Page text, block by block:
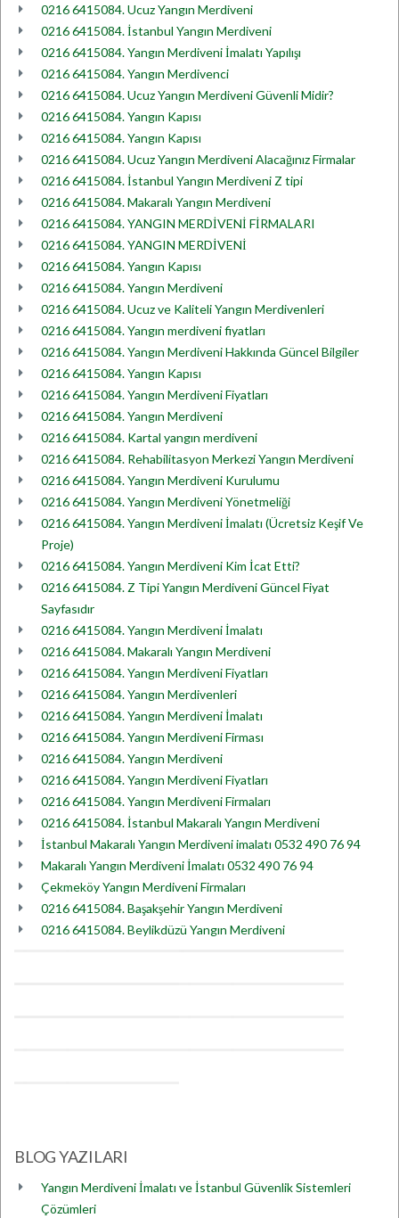
0216 6415084. Ucuz Yangın Merdiveni
0216 6415084. İstanbul Yangın Merdiveni
0216 6415084. Yangın Merdiveni İmalatı Yapılışı
0216 6415084. Yangın Merdivenci
0216 6415084. Ucuz Yangın Merdiveni Güvenli Midir?
0216 6415084. Yangın Kapısı
0216 6415084. Yangın Kapısı
0216 6415084. Ucuz Yangın Merdiveni Alacağınız Firmalar
0216 6415084. İstanbul Yangın Merdiveni Z tipi
0216 6415084. Makaralı Yangın Merdiveni
0216 6415084. YANGIN MERDİVENİ FİRMALARI
0216 6415084. YANGIN MERDİVENİ
0216 6415084. Yangın Kapısı
0216 6415084. Yangın Merdiveni
0216 6415084. Ucuz ve Kaliteli Yangın Merdivenleri
0216 6415084. Yangın merdiveni fiyatları
0216 6415084. Yangın Merdiveni Hakkında Güncel Bilgiler
0216 6415084. Yangın Kapısı
0216 6415084. Yangın Merdiveni Fiyatları
0216 6415084. Yangın Merdiveni
0216 6415084. Kartal yangın merdiveni
0216 6415084. Rehabilitasyon Merkezi Yangın Merdiveni
0216 6415084. Yangın Merdiveni Kurulumu
0216 6415084. Yangın Merdiveni Yönetmeliği
0216 6415084. Yangın Merdiveni İmalatı (Ücretsiz Keşif Ve
Proje)
0216 6415084. Yangın Merdiveni Kim İcat Etti?
0216 6415084. Z Tipi Yangın Merdiveni Güncel Fiyat
Sayfasıdır
0216 6415084. Yangın Merdiveni İmalatı
0216 6415084. Makaralı Yangın Merdiveni
0216 6415084. Yangın Merdiveni Fiyatları
0216 6415084. Yangın Merdivenleri
0216 6415084. Yangın Merdiveni İmalatı
0216 6415084. Yangın Merdiveni Firması
0216 6415084. Yangın Merdiveni
0216 6415084. Yangın Merdiveni Fiyatları
0216 6415084. Yangın Merdiveni Firmaları
0216 6415084. İstanbul Makaralı Yangın Merdiveni
İstanbul Makaralı Yangın Merdiveni imalatı 0532 490 76 94
Makaralı Yangın Merdiveni İmalatı 0532 490 76 94
Çekmeköy Yangın Merdiveni Firmaları
0216 6415084. Başakşehir Yangın Merdiveni
0216 6415084. Beylikdüzü Yangın Merdiveni
BLOG YAZILARI
Yangın Merdiveni İmalatı ve İstanbul Güvenlik Sistemleri
Çözümleri